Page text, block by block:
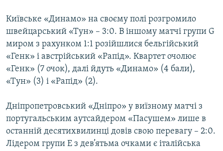
Усі сайти RFE/RL
Київське «Динамо» на своєму полі розгромило
швейцарський «Тун» – 3:0. В іншому матчі групи G
миром з рахунком 1:1 розійшлися бельгійський
«Генк» і австрійський «Рапід». Квартет очолює
«Генк» (7 очок), далі йдуть «Динамо» (4 бали),
«Тун» (3) і «Рапід» (2).
Дніпропетровський «Дніпро» у виїзному матчі з
португальським аутсайдером «Пасушем» лише в
останній десятихвилинці довів свою перевагу – 2:0.
Лідером групи Е з дев’ятьма очками є італійська